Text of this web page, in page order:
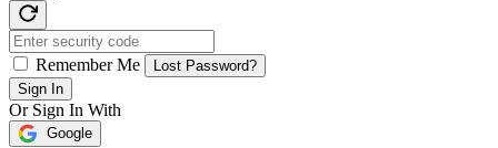
Remember Me
Lost Password?
Sign In
Or Sign In With
Google